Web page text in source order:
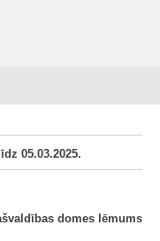
05.03.2025.
domes lēmums